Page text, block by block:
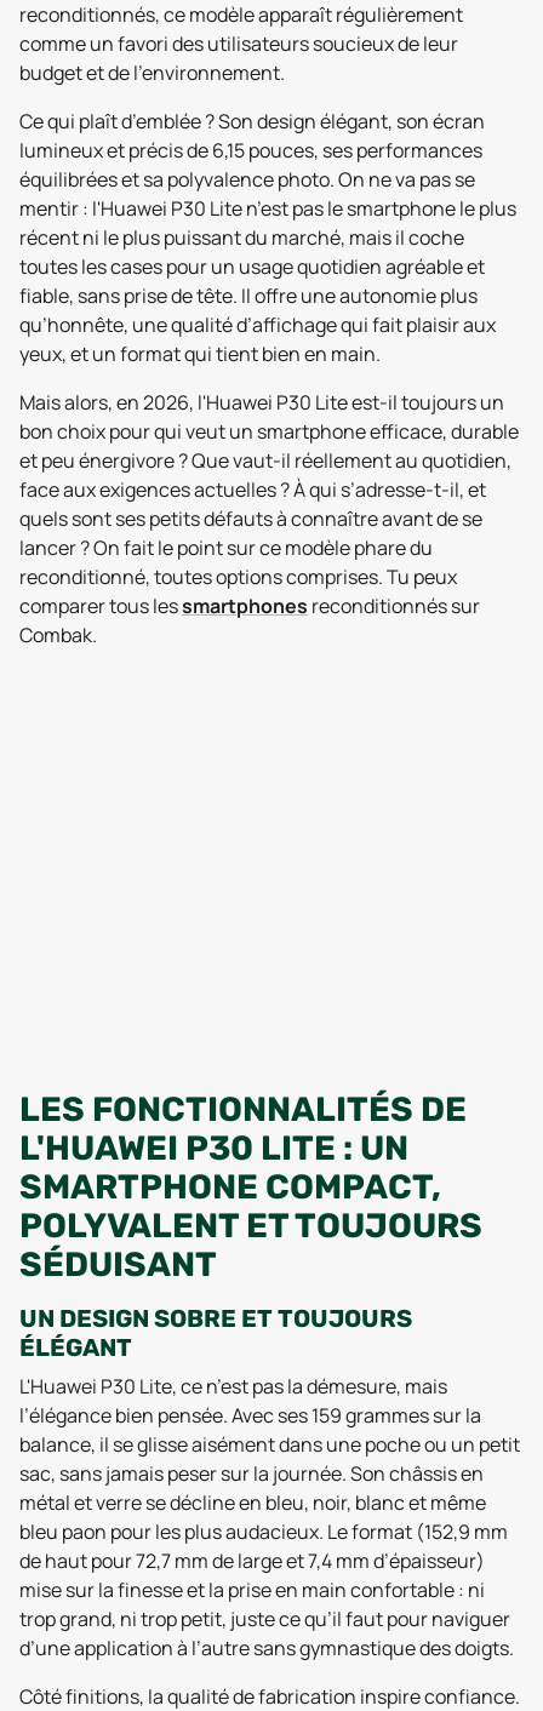
reconditionnés, ce modèle apparaît régulièrement
comme un favori des utilisateurs soucieux de leur
budget et de l’environnement.
Ce qui plaît d’emblée ? Son design élégant, son écran
lumineux et précis de 6,15 pouces, ses performances
équilibrées et sa polyvalence photo. On ne va pas se
mentir : l'Huawei P30 Lite n’est pas le smartphone le plus
récent ni le plus puissant du marché, mais il coche
toutes les cases pour un usage quotidien agréable et
fiable, sans prise de tête. Il offre une autonomie plus
qu’honnête, une qualité d’affichage qui fait plaisir aux
yeux, et un format qui tient bien en main.
Mais alors, en 2026, l'Huawei P30 Lite est-il toujours un
bon choix pour qui veut un smartphone efficace, durable
et peu énergivore ? Que vaut-il réellement au quotidien,
face aux exigences actuelles ? À qui s’adresse-t-il, et
quels sont ses petits défauts à connaître avant de se
lancer ? On fait le point sur ce modèle phare du
reconditionné, toutes options comprises. Tu peux
comparer tous lessmartphones reconditionnés sur
Combak.
LES FONCTIONNALITÉS DE
L'HUAWEI P30 LITE : UN
SMARTPHONE COMPACT,
POLYVALENT ET TOUJOURS
SÉDUISANT
UN DESIGN SOBRE ET TOUJOURS
ÉLÉGANT
L'Huawei P30 Lite, ce n’est pas la démesure, mais
l’élégance bien pensée. Avec ses 159 grammes sur la
balance, il se glisse aisément dans une poche ou un petit
sac, sans jamais peser sur la journée. Son châssis en
métal et verre se décline en bleu, noir, blanc et même
bleu paon pour les plus audacieux. Le format (152,9 mm
de haut pour 72,7 mm de large et 7,4 mm d’épaisseur)
mise sur la finesse et la prise en main confortable : ni
trop grand, ni trop petit, juste ce qu’il faut pour naviguer
d’une application à l’autre sans gymnastique des doigts.
Côté finitions, la qualité de fabrication inspire confiance.